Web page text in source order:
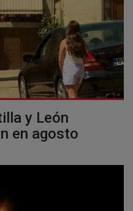
y León
en agosto